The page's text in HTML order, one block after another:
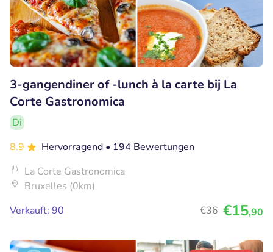
3-gangendiner of -lunch à la carte bij La
Corte Gastronomica
Di
8.9
Hervorragend • 194 Bewertungen
La Corte Gastronomica
Bruxelles (0km)
Verkauft: 90
€36 €15,90